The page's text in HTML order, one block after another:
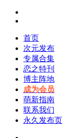
首页
次元发布
专属合集
恋之特刊
博主阵地
成为会员
萌新指南
联系我们
永久发布页